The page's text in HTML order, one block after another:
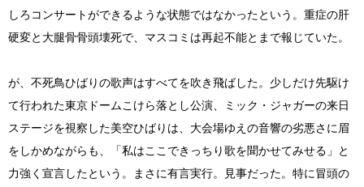
しろコンサートができるような状態ではなかったという。重症の肝
硬変と大腿骨骨頭壊死で、マスコミは再起不能とまで報じていた。
が、不死鳥ひばりの歌声はすべてを吹き飛ばした。少しだけ先駆け
て行われた東京ドームこけら落とし公演、ミック・ジャガーの来日
ステージを視察した美空ひばりは、大会場ゆえの音響の劣悪さに眉
をしかめながらも、「私はここできっちり歌を聞かせてみせる」と
力強く宣言したという。まさに有言実行。見事だった。特に冒頭の